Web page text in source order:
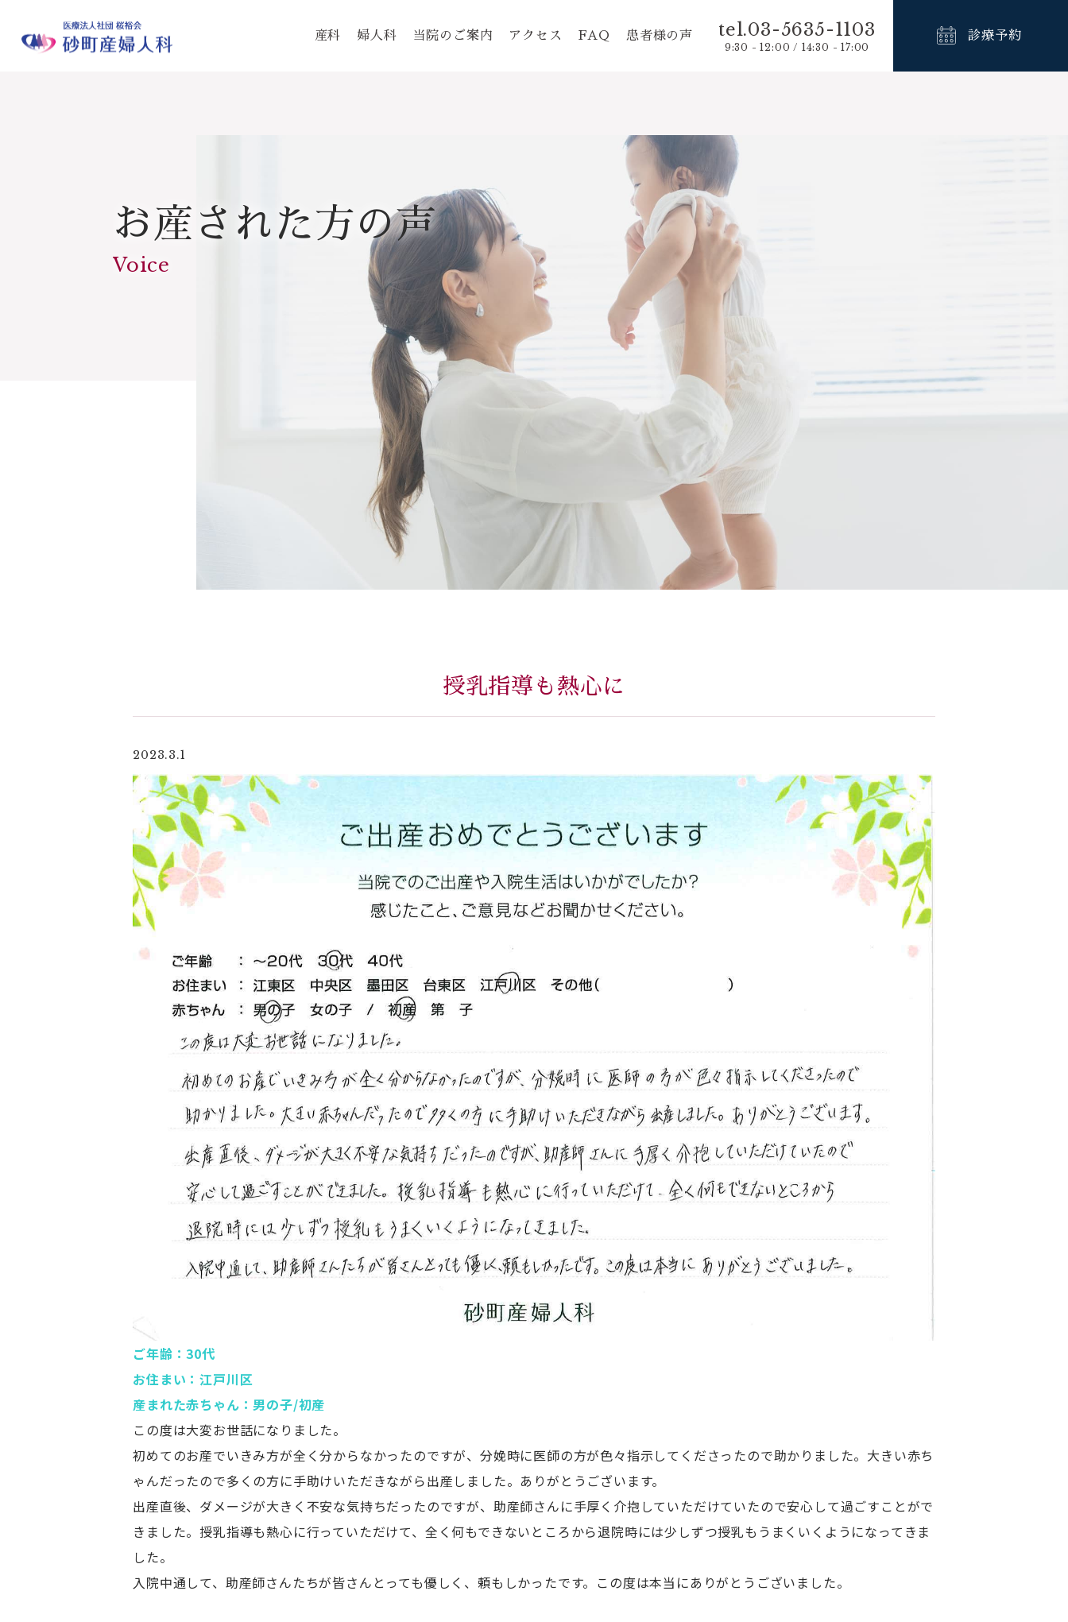
産科 婦人科 当院のご案内 アクセス FAQ 患者様の声 tel.03-5635-1103
9:30 - 12:00 / 14:30 - 17:00
診療予約
お産された方の声
Voice
授乳指導も熱心に
2023.3.1
ご年齢：30代
お住まい：江戸川区
産まれた赤ちゃん：男の子/初産
この度は大変お世話になりました。
初めてのお産でいきみ方が全く分からなかったのですが、分娩時に医師の方が色々指示してくださったので助かりました。大きい赤ち
ゃんだったので多くの方に手助けいただきながら出産しました。ありがとうございます。
出産直後、ダメージが大きく不安な気持ちだったのですが、助産師さんに手厚く介抱していただけていたので安心して過ごすことがで
きました。授乳指導も熱心に行っていただけて、全く何もできないところから退院時には少しずつ授乳もうまくいくようになってきま
した。
入院中通して、助産師さんたちが皆さんとっても優しく、頼もしかったです。この度は本当にありがとうございました。